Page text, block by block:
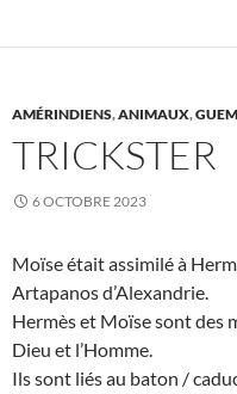
AMÉRINDIENS,ANIMAUX,
TRICKSTER
6 OCTOBRE 2023
Moïse était assimilé à
Artapanos d’Alexandrie.
Hermès et Moïse sont des
Dieu et l’Homme.
Ils sont liés au baton /